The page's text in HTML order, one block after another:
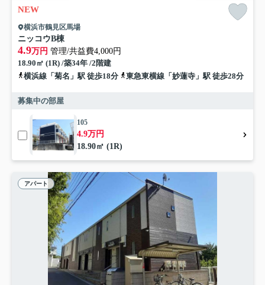
NEW
横浜市鶴見区馬場
ニッコウB棟
4.9万円 管理/共益費4,000円
18.90㎡ (1R) /築34年 /2階建
横浜線「菊名」駅 徒歩18分
東急東横線「妙蓮寺」駅 徒歩28分
募集中の部屋
105
4.9万円
18.90㎡ (1R)
アパート